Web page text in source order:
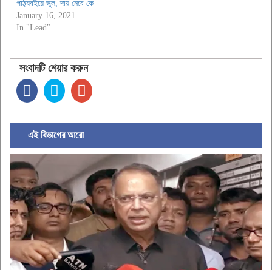
পাঠ‌্যবইয়ে ভুল, দায় নেবে কে
January 16, 2021
In "Lead"
সংবাদটি শেয়ার করুন
এই বিভাগের আরো